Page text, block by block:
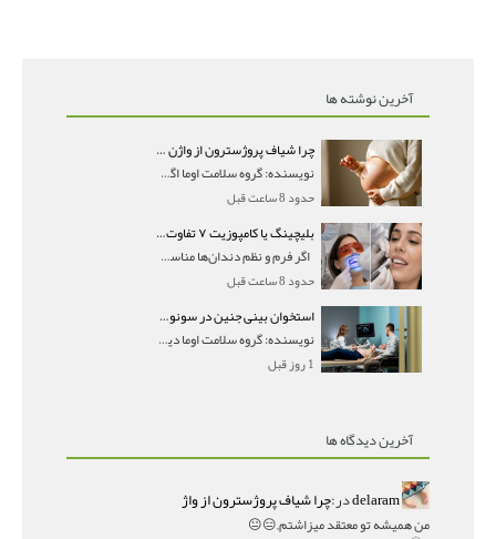
آخرین نوشته ها
چرا شیاف پروژسترون از واژن بیرون می‌ریزد؟ میزان جذب و زمان صحیح مصرف
نویسنده: گروه سلامت اوما اگر بعد از گذاشتن شیاف پر
حدود 8 ساعت قبل
بلیچینگ یا کامپوزیت ۷ تفاوت مهم برای انتخاب درست
اگر فرم و نظم دندان‌ها مناسب است و مشکل
حدود 8 ساعت قبل
استخوان بینی جنین در سونوگرافی؛ دیده نشدن یا دیر تشکیل شدن آن چه معنایی دارد؟
نویسنده: گروه سلامت اوما دیده نشدن استخوان بینی جن
1 روز قبل
آخرین دیدگاه ها
delaramدر:چرا شیاف پروژسترون از واژ
من همیشه تو معتقد میزاشتم,,😑😐